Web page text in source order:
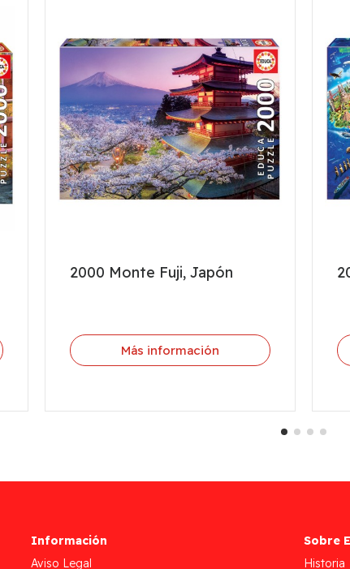
2000 Monte Fuji, Japón
Más información
Información
Aviso Legal
Sobre
Historia